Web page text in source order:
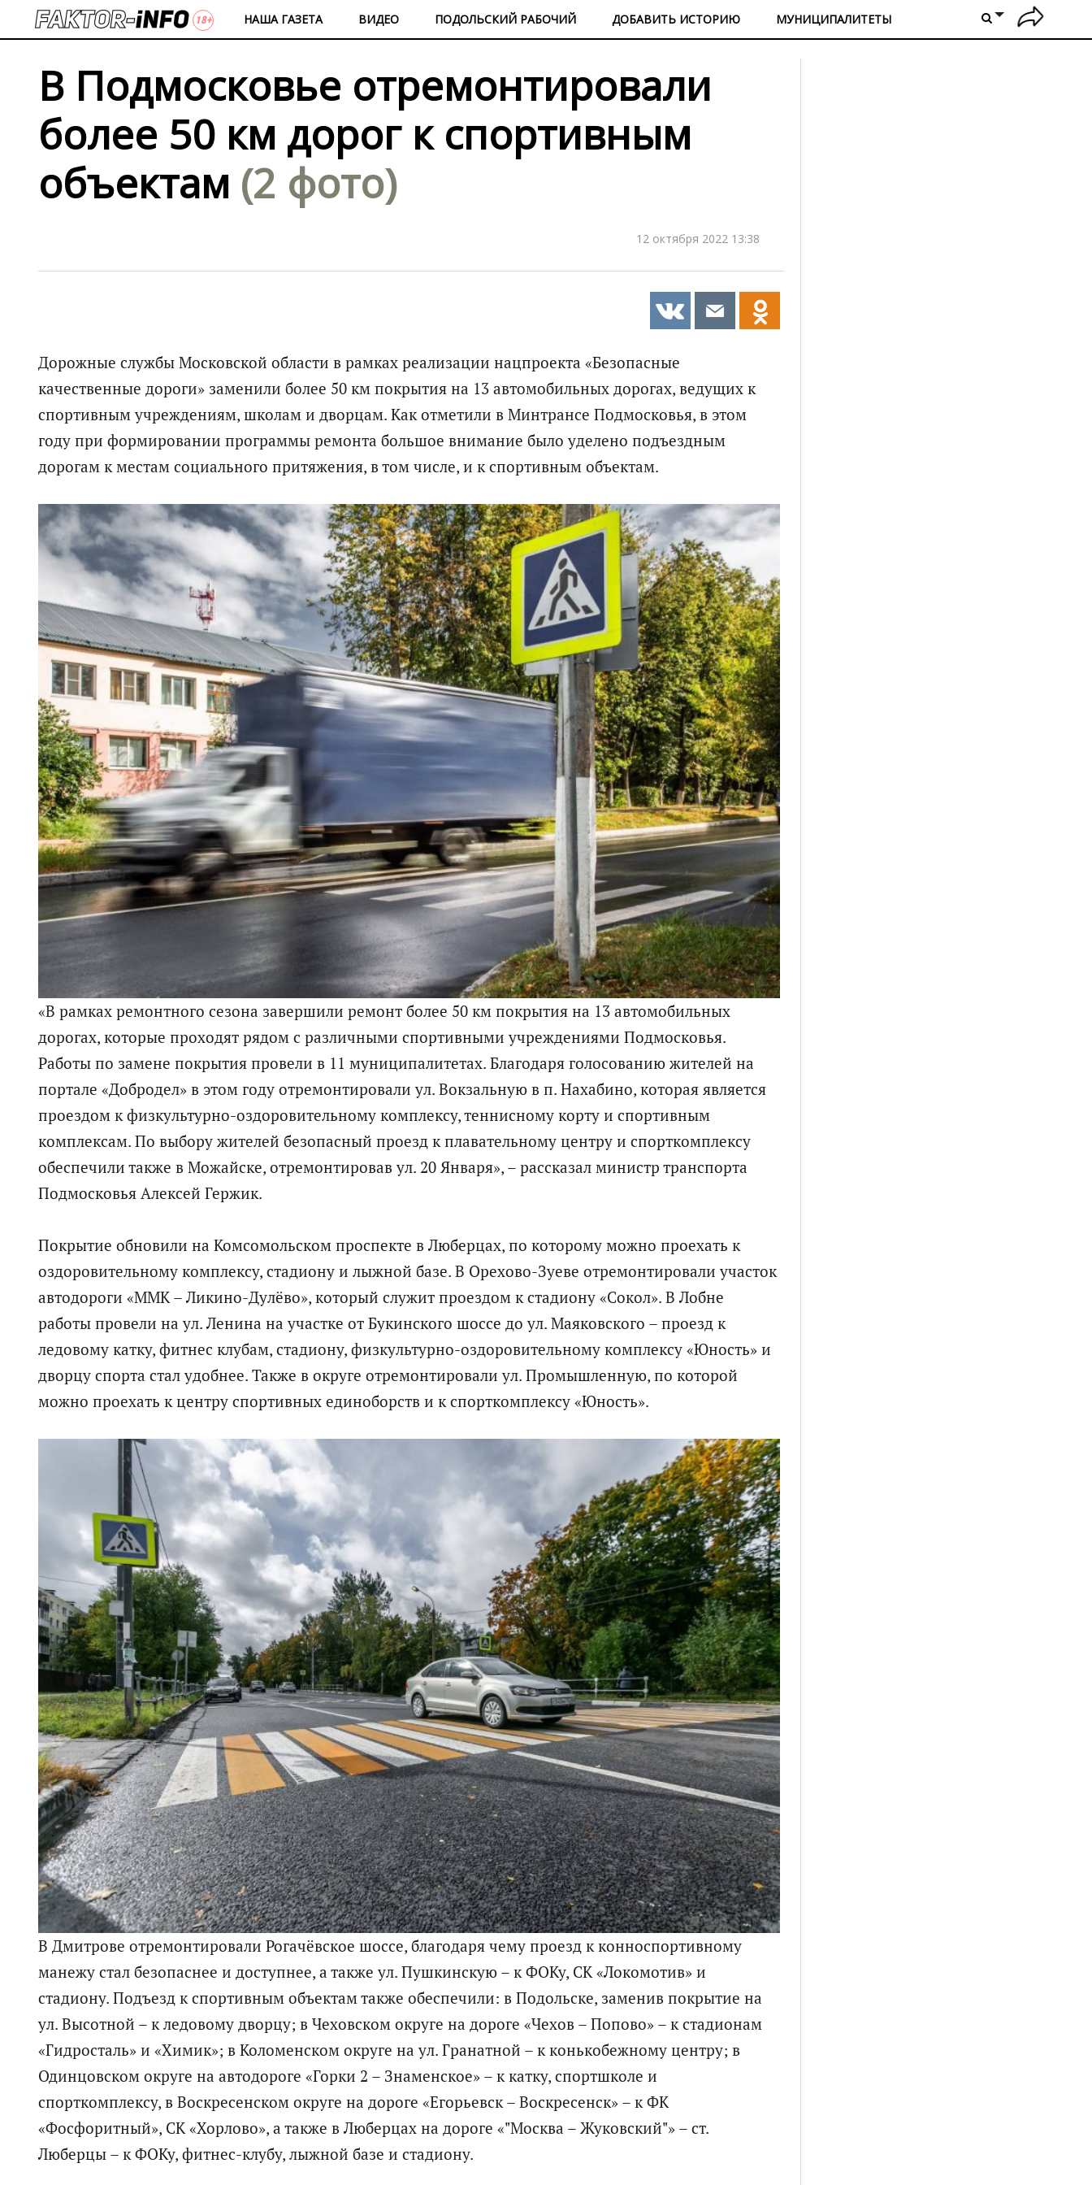
НАША ГАЗЕТА ВИДЕО ПОДОЛЬСКИЙ РАБОЧИЙ ДОБАВИТЬ ИСТОРИЮ МУНИЦИПАЛИТЕТЫ
В Подмосковье отремонтировали
более 50 км дорог к спортивным
объектам (2 фото)
12 октября 2022 13:38
Дорожные службы Московской области в рамках реализации нацпроекта «Безопасные
качественные дороги» заменили более 50 км покрытия на 13 автомобильных дорогах, ведущих к
спортивным учреждениям, школам и дворцам. Как отметили в Минтрансе Подмосковья, в этом
году при формировании программы ремонта большое внимание было уделено подъездным
дорогам к местам социального притяжения, в том числе, и к спортивным объектам.
«В рамках ремонтного сезона завершили ремонт более 50 км покрытия на 13 автомобильных
дорогах, которые проходят рядом с различными спортивными учреждениями Подмосковья.
Работы по замене покрытия провели в 11 муниципалитетах. Благодаря голосованию жителей на
портале «Добродел» в этом году отремонтировали ул. Вокзальную в п. Нахабино, которая является
проездом к физкультурно-оздоровительному комплексу, теннисному корту и спортивным
комплексам. По выбору жителей безопасный проезд к плавательному центру и спорткомплексу
обеспечили также в Можайске, отремонтировав ул. 20 Января», – рассказал министр транспорта
Подмосковья Алексей Гержик.
Покрытие обновили на Комсомольском проспекте в Люберцах, по которому можно проехать к
оздоровительному комплексу, стадиону и лыжной базе. В Орехово-Зуеве отремонтировали участок
автодороги «ММК – Ликино-Дулёво», который служит проездом к стадиону «Сокол». В Лобне
работы провели на ул. Ленина на участке от Букинского шоссе до ул. Маяковского – проезд к
ледовому катку, фитнес клубам, стадиону, физкультурно-оздоровительному комплексу «Юность» и
дворцу спорта стал удобнее. Также в округе отремонтировали ул. Промышленную, по которой
можно проехать к центру спортивных единоборств и к спорткомплексу «Юность».
В Дмитрове отремонтировали Рогачёвское шоссе, благодаря чему проезд к конноспортивному
манежу стал безопаснее и доступнее, а также ул. Пушкинскую – к ФОКу, СК «Локомотив» и
стадиону. Подъезд к спортивным объектам также обеспечили: в Подольске, заменив покрытие на
ул. Высотной – к ледовому дворцу; в Чеховском округе на дороге «Чехов – Попово» – к стадионам
«Гидросталь» и «Химик»; в Коломенском округе на ул. Гранатной – к конькобежному центру; в
Одинцовском округе на автодороге «Горки 2 – Знаменское» – к катку, спортшколе и
спорткомплексу, в Воскресенском округе на дороге «Егорьевск – Воскресенск» – к ФК
«Фосфоритный», СК «Хорлово», а также в Люберцах на дороге «"Москва – Жуковский"» – ст.
Люберцы – к ФОКу, фитнес-клубу, лыжной базе и стадиону.